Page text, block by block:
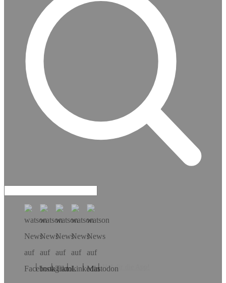
Hol dir die App!